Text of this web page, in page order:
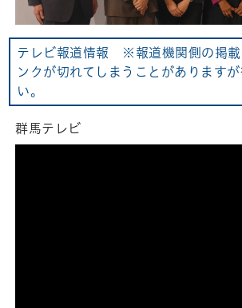
テレビ報道情報 ※報道機関側の掲載
ンクが切れてしまうことがあります
い。
群馬テレビ